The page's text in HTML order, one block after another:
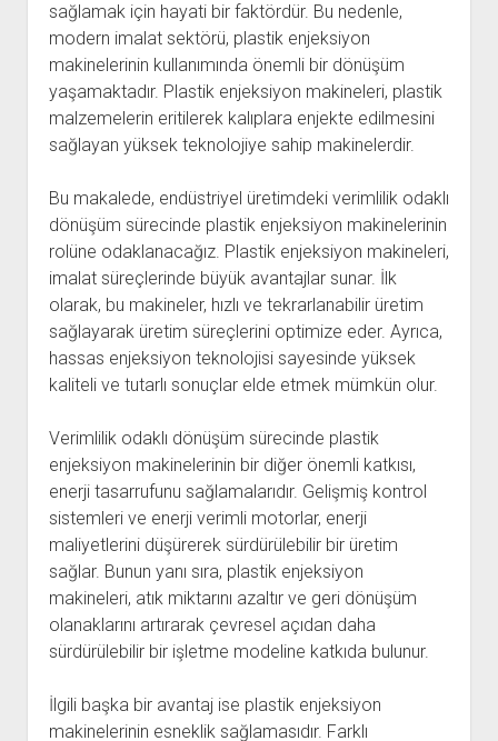
sağlamak için hayati bir faktördür. Bu nedenle,
modern imalat sektörü, plastik enjeksiyon
makinelerinin kullanımında önemli bir dönüşüm
yaşamaktadır. Plastik enjeksiyon makineleri, plastik
malzemelerin eritilerek kalıplara enjekte edilmesini
sağlayan yüksek teknolojiye sahip makinelerdir.
Bu makalede, endüstriyel üretimdeki verimlilik odaklı
dönüşüm sürecinde plastik enjeksiyon makinelerinin
rolüne odaklanacağız. Plastik enjeksiyon makineleri,
imalat süreçlerinde büyük avantajlar sunar. İlk
olarak, bu makineler, hızlı ve tekrarlanabilir üretim
sağlayarak üretim süreçlerini optimize eder. Ayrıca,
hassas enjeksiyon teknolojisi sayesinde yüksek
kaliteli ve tutarlı sonuçlar elde etmek mümkün olur.
Verimlilik odaklı dönüşüm sürecinde plastik
enjeksiyon makinelerinin bir diğer önemli katkısı,
enerji tasarrufunu sağlamalarıdır. Gelişmiş kontrol
sistemleri ve enerji verimli motorlar, enerji
maliyetlerini düşürerek sürdürülebilir bir üretim
sağlar. Bunun yanı sıra, plastik enjeksiyon
makineleri, atık miktarını azaltır ve geri dönüşüm
olanaklarını artırarak çevresel açıdan daha
sürdürülebilir bir işletme modeline katkıda bulunur.
İlgili başka bir avantaj ise plastik enjeksiyon
makinelerinin esneklik sağlamasıdır. Farklı